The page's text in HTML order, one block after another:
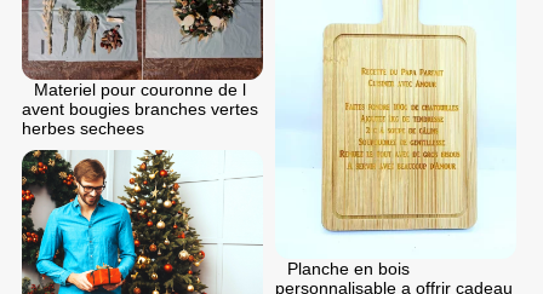
Materiel pour couronne de l
avent bougies branches vertes
herbes sechees
Planche en bois
personnalisable a offrir cadeau